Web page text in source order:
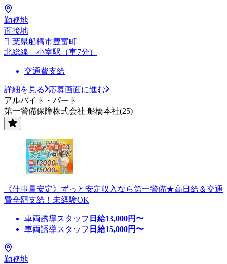
勤務地
面接地
千葉県船橋市豊富町
北総線 小室駅（車7分）
交通費支給
詳細を見る
応募画面に進む
アルバイト・パート
第一警備保障株式会社 船橋本社(25)
《仕事量安定》ずっと安定収入なら第一警備★高日給＆交通
費全額支給！未経験OK
車両誘導スタッフ 日給13,000円〜
車両誘導スタッフ 日給15,000円〜
勤務地